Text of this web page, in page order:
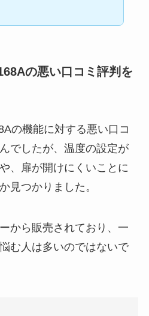
の悪い口コミ評判を
の機能に対する悪い口コ
でしたが、温度の設定が
、扉が開けにくいことに
見つかりました。
から販売されており、一
む人は多いのではないで